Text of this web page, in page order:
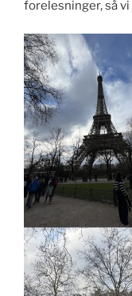
forelesninger, så